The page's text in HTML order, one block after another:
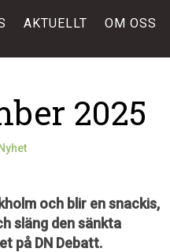
AKTUELLT OM OSS
2025
Nyhet
och blir en snackis,
släng den sänkta
på DN Debatt.